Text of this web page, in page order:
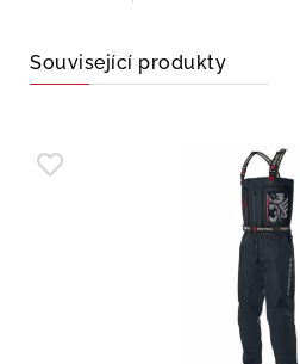
Související produkty